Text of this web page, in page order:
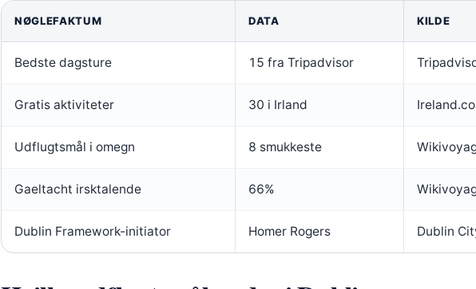
NØGLEFAKTUM DATA KILDE
Bedste dagsture 15 fra Tripadvisor
Gratis aktiviteter 30 i Irland
Udflugtsmål i omegn 8 smukkeste
Gaeltacht irsktalende 66%
Dublin Framework-initiator Homer Rogers Dublin